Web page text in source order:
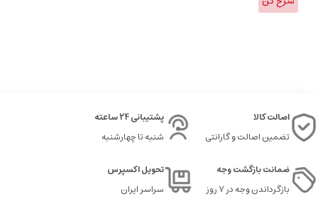
اصالت کالا
تضمین اصالت و گارانتی
پشتیبانی 24 ساعته
شنبه تا چهارشنبه
ضمانت بازگشت وجه
بازگرداندن وجه در ۷ روز
تحویل اکسپرس
سراسر ایران